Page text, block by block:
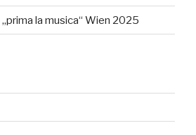
la musica“ Wien 2025